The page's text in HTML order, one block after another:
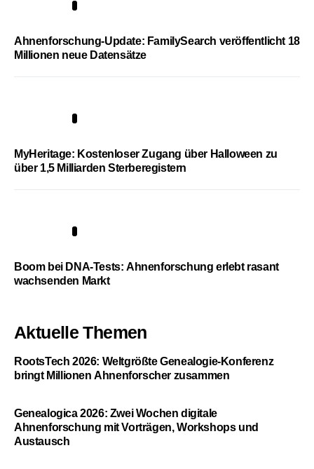
Ahnenforschung-Update: FamilySearch veröffentlicht 18
Millionen neue Datensätze
MyHeritage: Kostenloser Zugang über Halloween zu
über 1,5 Milliarden Sterberegistern
Boom bei DNA-Tests: Ahnenforschung erlebt rasant
wachsenden Markt
Aktuelle Themen
RootsTech 2026: Weltgrößte Genealogie-Konferenz
bringt Millionen Ahnenforscher zusammen
Genealogica 2026: Zwei Wochen digitale
Ahnenforschung mit Vorträgen, Workshops und
Austausch